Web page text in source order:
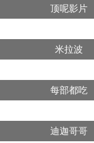
顶呢影片
米拉波
每部都吃
迪迦哥哥